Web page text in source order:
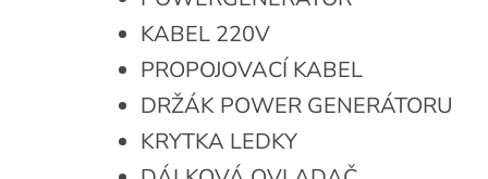
KABEL 220V
PROPOJOVACÍ KABEL
DRŽÁK POWER GENERÁTORU
KRYTKA LEDKY